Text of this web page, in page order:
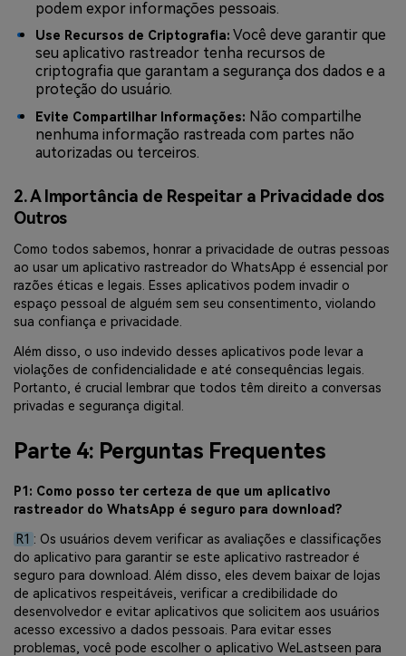
podem expor informações pessoais.
Use Recursos de Criptografia: Você deve garantir que
seu aplicativo rastreador tenha recursos de
criptografia que garantam a segurança dos dados e a
proteção do usuário.
Evite Compartilhar Informações: Não compartilhe
nenhuma informação rastreada com partes não
autorizadas ou terceiros.
2. A Importância de Respeitar a Privacidade dos
Outros
Como todos sabemos, honrar a privacidade de outras pessoas
ao usar um aplicativo rastreador do WhatsApp é essencial por
razões éticas e legais. Esses aplicativos podem invadir o
espaço pessoal de alguém sem seu consentimento, violando
sua confiança e privacidade.
Além disso, o uso indevido desses aplicativos pode levar a
violações de confidencialidade e até consequências legais.
Portanto, é crucial lembrar que todos têm direito a conversas
privadas e segurança digital.
Parte 4: Perguntas Frequentes
P1: Como posso ter certeza de que um aplicativo
rastreador do WhatsApp é seguro para download?
R1 : Os usuários devem verificar as avaliações e classificações
do aplicativo para garantir se este aplicativo rastreador é
seguro para download. Além disso, eles devem baixar de lojas
de aplicativos respeitáveis, verificar a credibilidade do
desenvolvedor e evitar aplicativos que solicitem aos usuários
acesso excessivo a dados pessoais. Para evitar esses
problemas, você pode escolher o aplicativo WeLastseen para